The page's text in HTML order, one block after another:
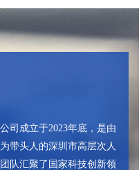
司成立于2023年底，是由
带头人的深圳市高层次人
队汇聚了国家科技创新领